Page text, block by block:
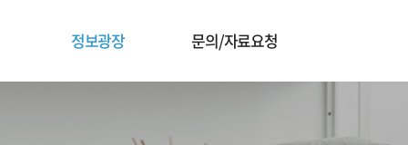
정보광장 문의/자료요청